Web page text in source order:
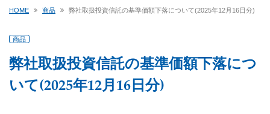
HOME 商品 弊社取扱投資信託の基準価額下落について(2025年12月16日分)
商品
弊社取扱投資信託の基準価額下落につ
いて(2025年12月16日分)